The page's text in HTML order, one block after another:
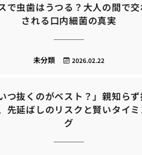
で虫歯はうつる？大人の間で交
される口内細菌の真実
2026.02.22
未分類
いつ抜くのがベスト？」親知ら
先延ばしのリスクと賢いタイミ
グ